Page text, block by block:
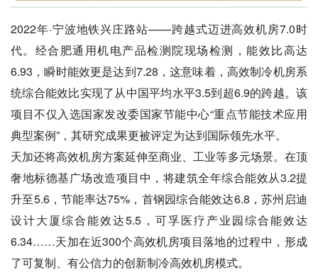
2022年·宁波地铁兴庄路站——跨越式迈进高效机房7.0时
代。经合肥通用机电产品检测院现场检测，能效比高达
6.93，瞬时能效更是达到7.28，这意味着，高效制冷机房系
统综合能效比实现了从中国平均水平3.5到超6.9的跨越。该
项目不仅入选国家发改委国家节能中心“重点节能技术应用
典型案例”，其研究成果更被评定为达到国际领先水平。
天加还将高效机房方案延伸至商业、工业等多元场景。在顶
奢地标德基广场改造项目中，将建筑全年综合能效从3.2提
升至5.6，节能率达75%，首钢园综合能效达6.8，苏州启迪
设计大厦综合能效达5.5，可孚医疗产业园综合能效达
6.34……天加在近300个高效机房项目落地的过程中，形成
了可复制、有公信力的创新制冷高效机房模式。